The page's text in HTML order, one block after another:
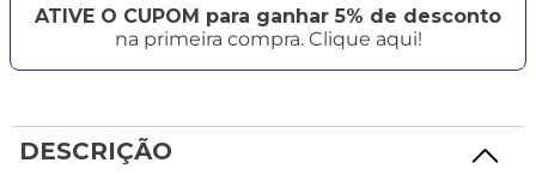
ATIVE O CUPOM para ganhar 5% de desconto
na primeira compra. Clique aqui!
DESCRIÇÃO